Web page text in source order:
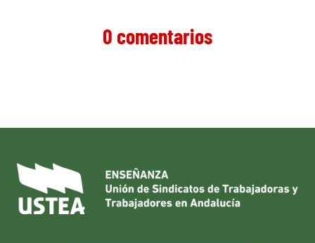
0 comentarios